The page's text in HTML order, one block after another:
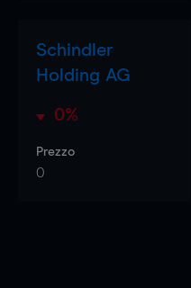
Schindler
Holding AG
0%
Prezzo
0